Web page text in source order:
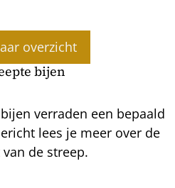
overzicht
bijen
verraden een bepaald
lees je meer over de
de streep.